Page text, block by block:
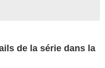
de la série dans la